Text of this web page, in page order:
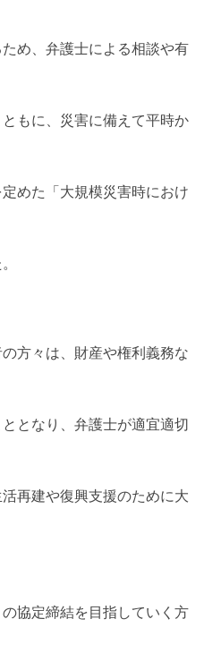
め、弁護士による相談や有
もに、災害に備えて平時か
めた「大規模災害時におけ
方々は、財産や権利義務な
となり、弁護士が適宜適切
再建や復興支援のために大
協定締結を目指していく方